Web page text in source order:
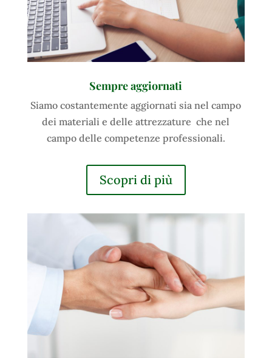
Sempre aggiornati
Siamo costantemente aggiornati sia nel campo
dei materiali e delle attrezzature che nel
campo delle competenze professionali.
Scopri di più